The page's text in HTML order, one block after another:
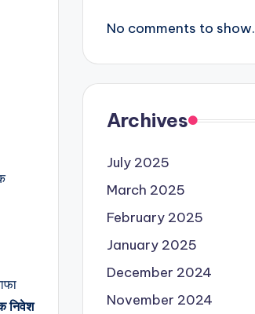
निवेश
No comments to show.
Archives
July 2025
March 2025
February 2025
January 2025
December 2024
November 2024